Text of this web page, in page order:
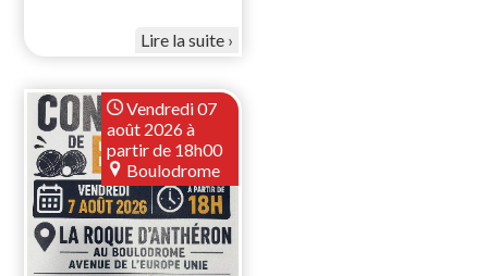
Lire la suite
Vendredi 07
août 2026 à
partir de 18h00
Boulodrome